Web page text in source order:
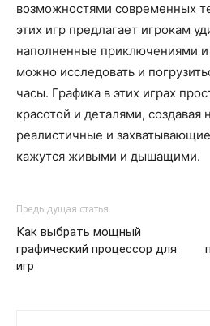
возможностями современных
этих игр предлагает игрокам
наполненные приключениями и
можно исследовать и
часы. Графика в этих играх
красотой и деталями, создавая
реалистичные и
кажутся живыми и дышащими.
Предыдущая статья
Как выбрать мощный
графический процессор для
игр